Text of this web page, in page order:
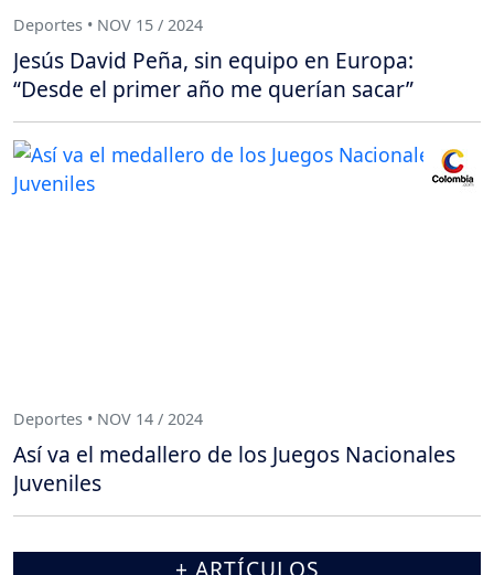
Deportes • NOV 15 / 2024
Jesús David Peña, sin equipo en Europa:
“Desde el primer año me querían sacar”
Deportes • NOV 14 / 2024
Así va el medallero de los Juegos Nacionales
Juveniles
+ ARTÍCULOS